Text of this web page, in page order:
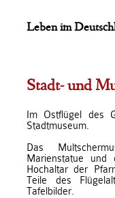
Leben im
Stadt- und
Im Ostflügel des
Stadtmuseum.
Das
Marienstatue
Hochaltar der
Teile des
Tafelbilder.